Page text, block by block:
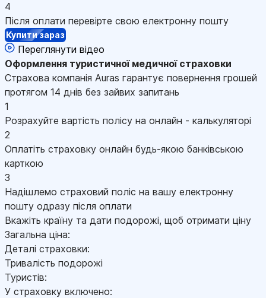
4
Після оплати перевірте свою електронну пошту
Купити зараз
Переглянути відео
Оформлення туристичної медичної страховки
Страхова компанія Auras гарантує повернення грошей
протягом 14 днів без зайвих запитань
1
Розрахуйте вартість полісу на онлайн - калькуляторі
2
Оплатіть страховку онлайн будь-якою банківською
карткою
3
Надішлемо страховий поліс на вашу електронну
пошту одразу після оплати
Вкажіть країну та дати подорожі, щоб отримати ціну
Загальна ціна:
Деталі страховки:
Тривалість подорожі
Туристів:
У страховку включено: